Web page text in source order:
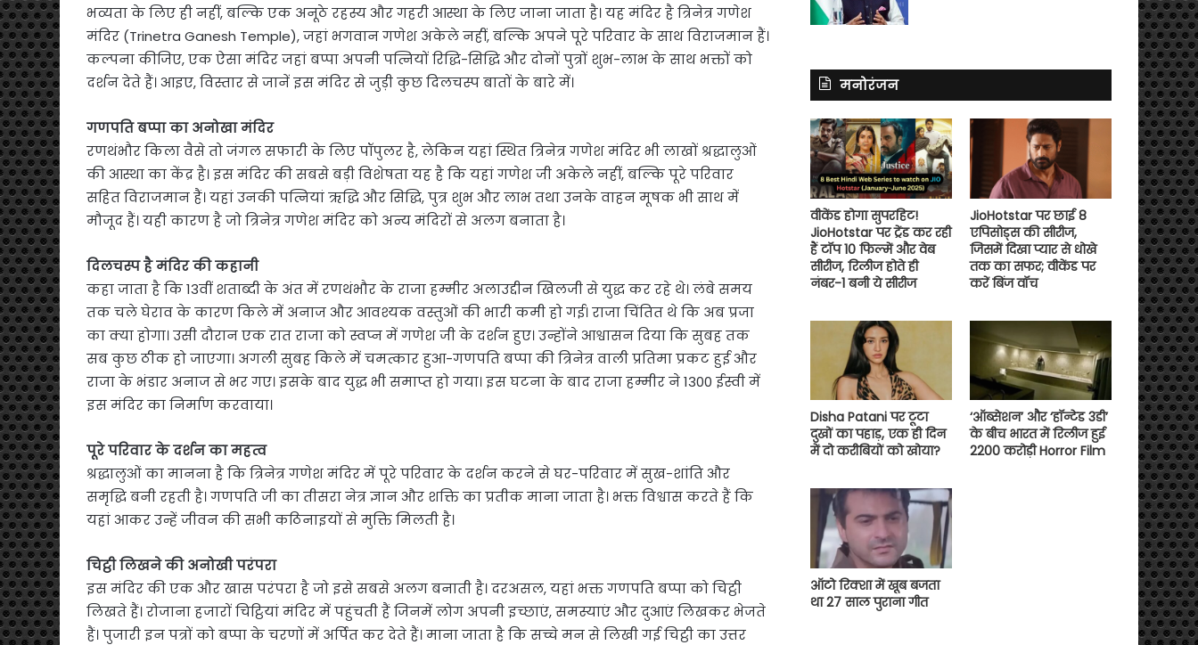
भव्यता के लिए ही नहीं, बल्कि एक अनूठे रहस्य और गहरी आस्था के लिए जाना जाता है। यह मंदिर है त्रिनेत्र गणेश
मंदिर (Trinetra Ganesh Temple), जहां भगवान गणेश अकेले नहीं, बल्कि अपने पूरे परिवार के साथ विराजमान हैं।
कल्पना कीजिए, एक ऐसा मंदिर जहां बप्पा अपनी पत्नियों रिद्धि-सिद्धि और दोनों पुत्रों शुभ-लाभ के साथ भक्तों को
दर्शन देते हैं। आइए, विस्तार से जानें इस मंदिर से जुड़ी कुछ दिलचस्प बातों के बारे में।
गणपति बप्पा का अनोखा मंदिर
रणथंभौर किला वैसे तो जंगल सफारी के लिए पॉपुलर है, लेकिन यहां स्थित त्रिनेत्र गणेश मंदिर भी लाखों श्रद्धालुओं
की आस्था का केंद्र है। इस मंदिर की सबसे बड़ी विशेषता यह है कि यहां गणेश जी अकेले नहीं, बल्कि पूरे परिवार
सहित विराजमान हैं। यहां उनकी पत्नियां ऋद्धि और सिद्धि, पुत्र शुभ और लाभ तथा उनके वाहन मूषक भी साथ में
मौजूद हैं। यही कारण है जो त्रिनेत्र गणेश मंदिर को अन्य मंदिरों से अलग बनाता है।
दिलचस्प है मंदिर की कहानी
कहा जाता है कि 13वीं शताब्दी के अंत में रणथंभौर के राजा हम्मीर अलाउद्दीन खिलजी से युद्ध कर रहे थे। लंबे समय
तक चले घेराव के कारण किले में अनाज और आवश्यक वस्तुओं की भारी कमी हो गई। राजा चिंतित थे कि अब प्रजा
का क्या होगा। उसी दौरान एक रात राजा को स्वप्न में गणेश जी के दर्शन हुए। उन्होंने आश्वासन दिया कि सुबह तक
सब कुछ ठीक हो जाएगा। अगली सुबह किले में चमत्कार हुआ-गणपति बप्पा की त्रिनेत्र वाली प्रतिमा प्रकट हुई और
राजा के भंडार अनाज से भर गए। इसके बाद युद्ध भी समाप्त हो गया। इस घटना के बाद राजा हम्मीर ने 1300 ईस्वी में
इस मंदिर का निर्माण करवाया।
पूरे परिवार के दर्शन का महत्व
श्रद्धालुओं का मानना है कि त्रिनेत्र गणेश मंदिर में पूरे परिवार के दर्शन करने से घर-परिवार में सुख-शांति और
समृद्धि बनी रहती है। गणपति जी का तीसरा नेत्र ज्ञान और शक्ति का प्रतीक माना जाता है। भक्त विश्वास करते हैं कि
यहां आकर उन्हें जीवन की सभी कठिनाइयों से मुक्ति मिलती है।
चिट्ठी लिखने की अनोखी परंपरा
इस मंदिर की एक और खास परंपरा है जो इसे सबसे अलग बनाती है। दरअसल, यहां भक्त गणपति बप्पा को चिट्ठी
लिखते हैं। रोजाना हजारों चिट्ठियां मंदिर में पहुंचती हैं जिनमें लोग अपनी इच्छाएं, समस्याएं और दुआएं लिखकर भेजते
हैं। पुजारी इन पत्रों को बप्पा के चरणों में अर्पित कर देते हैं। माना जाता है कि सच्चे मन से लिखी गई चिट्ठी का उत्तर
मनोरंजन
वीकेंड होगा सुपरहिट!
JioHotstar पर ट्रेंड कर रही
हैं टॉप 10 फिल्में और वेब
सीरीज, रिलीज होते ही
नंबर-1 बनी ये सीरीज
JioHotstar पर छाई 8
एपिसोड्स की सीरीज,
जिसमें दिखा प्यार से धोखे
तक का सफर; वीकेंड पर
करें बिंज वॉच
Disha Patani पर टूटा
दुखों का पहाड़, एक ही दिन
में दो करीबियों को खोया?
‘ऑब्सेशन’ और ‘हॉन्टेड 3डी’
के बीच भारत में रिलीज हुई
2200 करोड़ी Horror Film
ऑटो रिक्शा में खूब बजता
था 27 साल पुराना गीत